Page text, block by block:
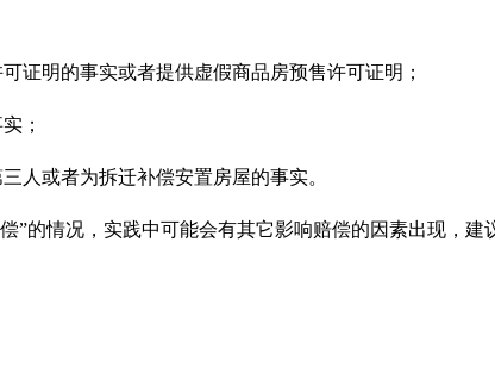
证明的事实或者提供虚假商品房预售许可证明；
；
人或者为拆迁补偿安置房屋的事实。
”的情况，实践中可能会有其它影响赔偿的因素出现，建